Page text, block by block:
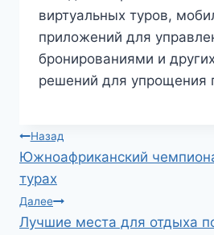
виртуальных туров,
приложений для
бронированиями и
решений для упрощения
Навигация
по
записям
Назад
Южноафриканский
турах
Далее
Лучшие места для отдыха